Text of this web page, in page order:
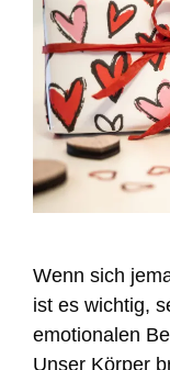
Wenn sich
ist es wichtig,
emotionalen
Unser Körper